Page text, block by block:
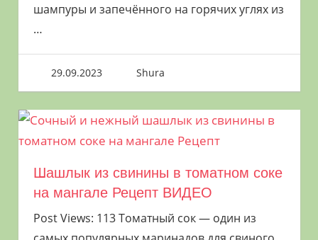
шампуры и запечённого на горячих углях из
…
29.09.2023 Shura
Шашлык из свинины в томатном соке
на мангале Рецепт ВИДЕО
Post Views: 113 Томатный сок — один из